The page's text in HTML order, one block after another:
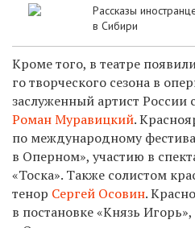
Рассказы
в Сибири
Кроме того, в театре
го творческого сезона в
заслуженный артист России
Роман Муравицкий.
по международному
в Оперном», участию в
«Тоска». Также солистом
тенор Сергей Осовин.
в постановке «Князь